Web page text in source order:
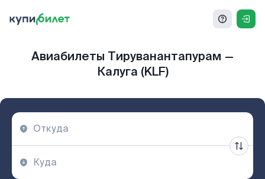
Авиабилеты Тируванантапурам —
Калуга (KLF)